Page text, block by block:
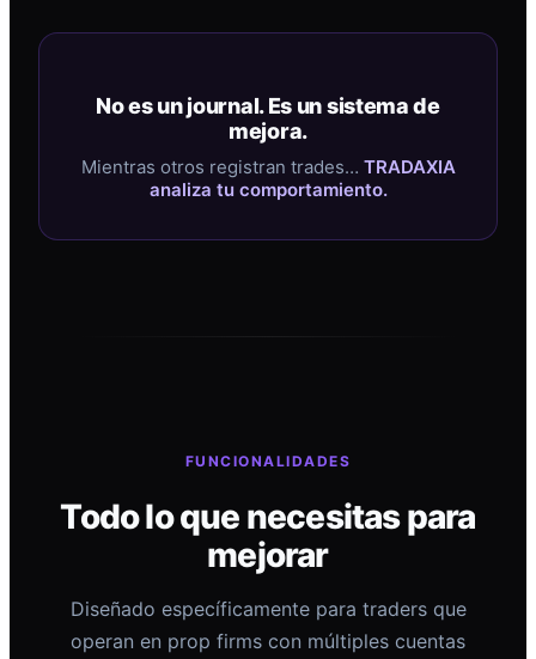
No es un journal. Es un sistema de
mejora.
Mientras otros registran trades… TRADAXIA
analiza tu comportamiento.
FUNCIONALIDADES
Todo lo que necesitas para
mejorar
Diseñado específicamente para traders que
operan en prop firms con múltiples cuentas